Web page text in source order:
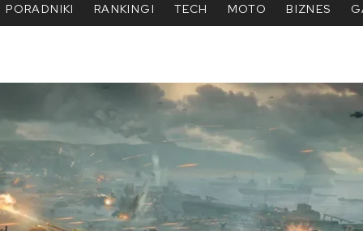
PORADNIKI RANKINGI TECH MOTO BIZNES